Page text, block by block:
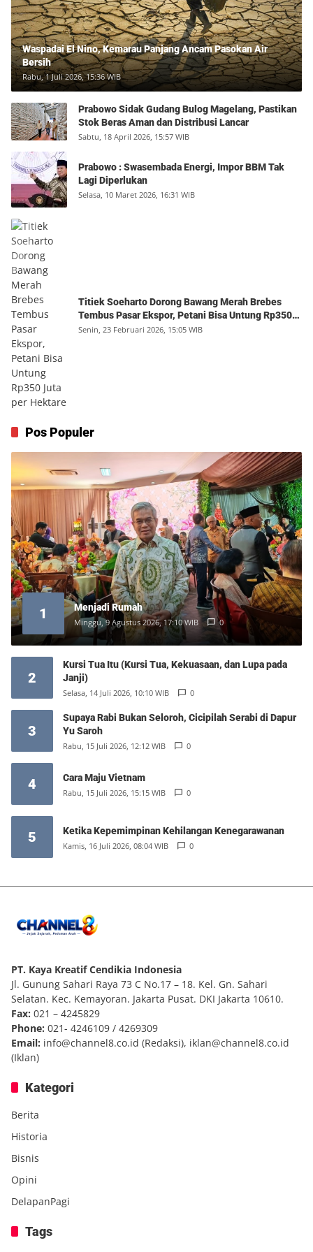
Waspadai El Nino, Kemarau Panjang Ancam Pasokan Air
Bersih
Rabu, 1 Juli 2026, 15:36 WIB
Prabowo Sidak Gudang Bulog Magelang, Pastikan
Stok Beras Aman dan Distribusi Lancar
Sabtu, 18 April 2026, 15:57 WIB
Prabowo : Swasembada Energi, Impor BBM Tak
Lagi Diperlukan
Selasa, 10 Maret 2026, 16:31 WIB
Titiek Soeharto Dorong Bawang Merah Brebes
Tembus Pasar Ekspor, Petani Bisa Untung Rp350
Juta per Hektare
Senin, 23 Februari 2026, 15:05 WIB
Pos Populer
1 Menjadi Rumah
Minggu, 9 Agustus 2026, 17:10 WIB 0
2
Kursi Tua Itu (Kursi Tua, Kekuasaan, dan Lupa pada
Janji)
Selasa, 14 Juli 2026, 10:10 WIB 0
3
Supaya Rabi Bukan Seloroh, Cicipilah Serabi di Dapur
Yu Saroh
Rabu, 15 Juli 2026, 12:12 WIB 0
4 Cara Maju Vietnam
Rabu, 15 Juli 2026, 15:15 WIB 0
5 Ketika Kepemimpinan Kehilangan Kenegarawanan
Kamis, 16 Juli 2026, 08:04 WIB 0
PT. Kaya Kreatif Cendikia Indonesia
Jl. Gunung Sahari Raya 73 C No.17 – 18. Kel. Gn. Sahari
Selatan. Kec. Kemayoran. Jakarta Pusat. DKI Jakarta 10610.
Fax: 021 – 4245829
Phone: 021- 4246109 / 4269309
Email: info@channel8.co.id (Redaksi), iklan@channel8.co.id
(Iklan)
Kategori
Berita
Historia
Bisnis
Opini
DelapanPagi
Tags